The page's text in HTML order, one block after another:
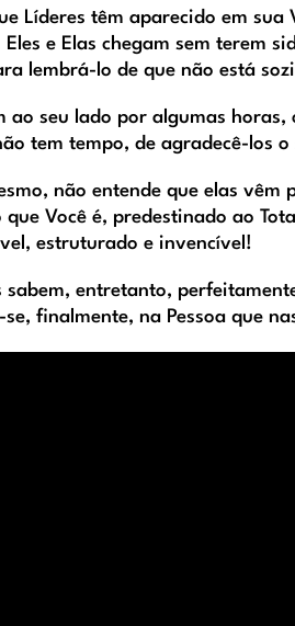
Líderes têm aparecido em
Eles e Elas chegam sem terem
lembrá-lo de que não está
ao seu lado por algumas
tem tempo, de agradecê-los
não entende que elas
que Você é, predestinado ao
estruturado e invencível!
sabem, entretanto,
finalmente, na Pessoa que